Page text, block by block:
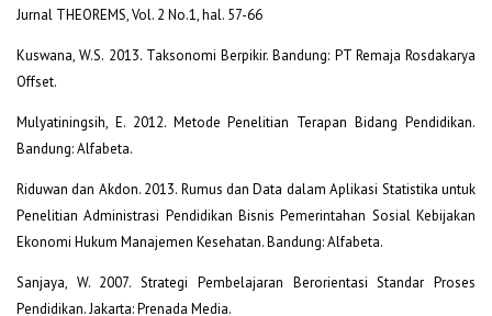
Jurnal THEOREMS, Vol. 2 No.1, hal. 57-66
Kuswana, W.S. 2013. Taksonomi Berpikir. Bandung: PT Remaja Rosdakarya
Offset.
Mulyatiningsih, E. 2012. Metode Penelitian Terapan Bidang Pendidikan.
Bandung: Alfabeta.
Riduwan dan Akdon. 2013. Rumus dan Data dalam Aplikasi Statistika untuk
Penelitian Administrasi Pendidikan Bisnis Pemerintahan Sosial Kebijakan
Ekonomi Hukum Manajemen Kesehatan. Bandung: Alfabeta.
Sanjaya, W. 2007. Strategi Pembelajaran Berorientasi Standar Proses
Pendidikan. Jakarta: Prenada Media.